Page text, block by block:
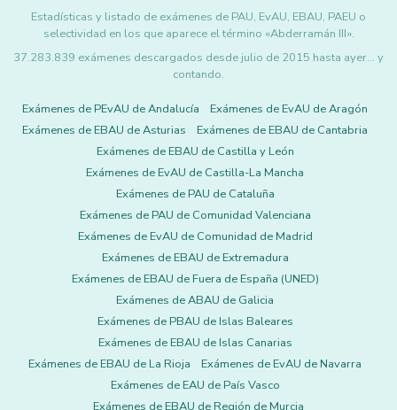
Estadísticas y listado de exámenes de PAU, EvAU, EBAU, PAEU o
selectividad en los que aparece el término «Abderramán III».
37.283.839 exámenes descargados desde julio de 2015 hasta ayer... y
contando.
Exámenes de PEvAU de Andalucía
Exámenes de EvAU de Aragón
Exámenes de EBAU de Asturias
Exámenes de EBAU de Cantabria
Exámenes de EBAU de Castilla y León
Exámenes de EvAU de Castilla-La Mancha
Exámenes de PAU de Cataluña
Exámenes de PAU de Comunidad Valenciana
Exámenes de EvAU de Comunidad de Madrid
Exámenes de EBAU de Extremadura
Exámenes de EBAU de Fuera de España (UNED)
Exámenes de ABAU de Galicia
Exámenes de PBAU de Islas Baleares
Exámenes de EBAU de Islas Canarias
Exámenes de EBAU de La Rioja
Exámenes de EvAU de Navarra
Exámenes de EAU de País Vasco
Exámenes de EBAU de Región de Murcia